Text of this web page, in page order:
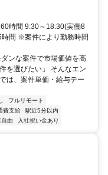
時間 9:30～18:30(実働8
間 ※案件により勤務時間
ンな案件で市場価値を高
を選びたい」 そんなエン
は、案件単価・給与テー
フルリモート
費支給
駅近5分以内
自由 入社祝い金あり